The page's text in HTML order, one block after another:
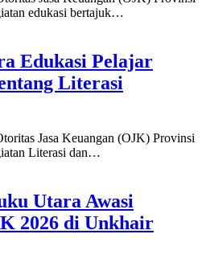
edukasi bertajuk…
Edukasi Pelajar
Literasi
Jasa Keuangan (OJK) Provinsi
Literasi dan…
Utara Awasi
2026 di Unkhair